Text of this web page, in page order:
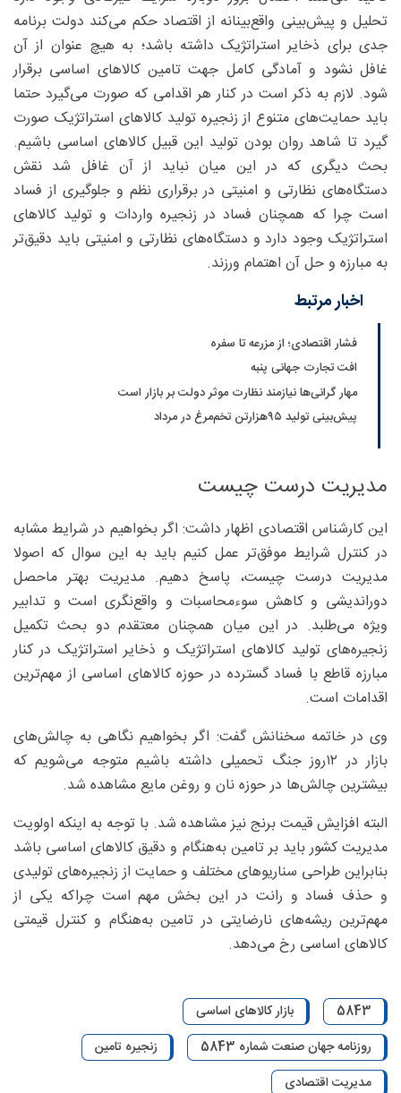
تحلیل و پیش‌بینی واقع‌بینانه از اقتصاد حکم می‌کند دولت برنامه
جدی برای ذخایر استراتژیک داشته باشد؛ به هیچ عنوان از آن
غافل نشود و آمادگی کامل جهت تامین کالاهای اساسی برقرار
شود. لازم به ذکر است در کنار هر اقدامی که صورت می‌گیرد حتما
باید حمایت‌های متنوع از زنجیره تولید کالاهای استراتژیک صورت
گیرد تا شاهد روان بودن تولید این قبیل کالاهای اساسی باشیم.
بحث دیگری که در این میان نباید از آن غافل شد نقش
دستگاه‌های نظارتی و امنیتی در برقراری نظم و جلوگیری از فساد
است چرا که همچنان فساد در زنجیره واردات و تولید کالاهای
استراتژیک وجود دارد و دستگاه‌های نظارتی و امنیتی باید دقیق‌تر
به مبارزه و حل آن اهتمام ورزند.
اخبار مرتبط
فشار اقتصادی؛ از مزرعه تا سفره
افت تجارت جهانی پنبه
مهار گرانی‌ها نیازمند نظارت موثر دولت بر بازار است
پیش‌بینی تولید ۹۵‌هزارتن تخم‌مرغ در مرداد
مدیریت درست چیست
این کارشناس اقتصادی اظهار داشت: اگر بخواهیم در شرایط مشابه
در کنترل شرایط موفق‌تر عمل کنیم باید به این سوال که اصولا
مدیریت درست چیست، پاسخ دهیم. مدیریت بهتر ماحصل
دوراندیشی و کاهش سوء‌محاسبات و واقع‌نگری است و تدابیر
ویژه می‌طلبد. در این میان همچنان معتقدم دو بحث تکمیل
زنجیره‌های تولید کالاهای استراتژیک و ذخایر استراتژیک در کنار
مبارزه قاطع با فساد گسترده در حوزه کالاهای اساسی از مهم‌ترین
اقدامات است.
وی در خاتمه سخنانش گفت: اگر بخواهیم نگاهی به چالش‌های
بازار در ۱۲روز جنگ تحمیلی داشته باشیم متوجه می‌شویم که
بیشترین چالش‌ها در حوزه نان و روغن مایع مشاهده شد.
البته افزایش قیمت برنج نیز مشاهده شد. با توجه به اینکه اولویت
مدیریت کشور باید بر تامین به‌هنگام و دقیق کالاهای اساسی باشد
بنابراین طراحی سناریوهای مختلف و حمایت از زنجیره‌های تولیدی
و حذف فساد و رانت در این بخش مهم است چراکه یکی از
مهم‌ترین ریشه‌های نارضایتی در تامین به‌هنگام و کنترل قیمتی
کالاهای اساسی رخ می‌دهد.
5843
بازار کالاهای اساسی
روزنامه جهان صنعت شماره 5843
زنجیره تامین
مدیریت اقتصادی